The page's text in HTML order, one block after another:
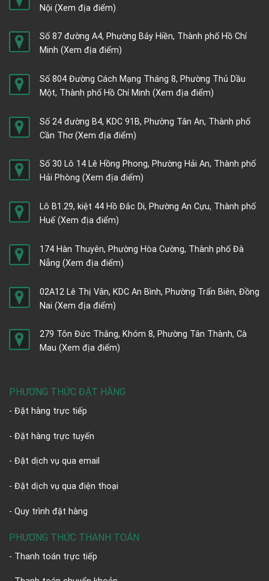
Nội (Xem địa điểm)
Số 87 đường A4, Phường Bảy Hiền, Thành phố Hồ Chí
Minh (Xem địa điểm)
Số 804 Đường Cách Mạng Tháng 8, Phường Thủ Dầu
Một, Thành phố Hồ Chí Minh (Xem địa điểm)
Số 24 đường B4, KDC 91B, Phường Tân An, Thành phố
Cần Thơ(Xem địa điểm)
Số 30 Lô 14 Lê Hồng Phong, Phường Hải An, Thành phố
Hải Phòng (Xem địa điểm)
Lô B1.29, kiệt 44 Hồ Đắc Di, Phường An Cựu, Thành phố
Huế (Xem địa điểm)
174 Hàn Thuyên, Phường Hòa Cường, Thành phố Đà
Nẵng (Xem địa điểm)
02A12 Lê Thị Vân, KDC An Bình, Phường Trấn Biên, Đồng
Nai (Xem địa điểm)
279 Tôn Đức Thắng, Khóm 8, Phường Tân Thành, Cà
Mau (Xem địa điểm)
PHƯƠNG THỨC ĐẶT HÀNG
- Đặt hàng trực tiếp
- Đặt hàng trực tuyến
- Đặt dịch vụ qua email
- Đặt dịch vụ qua điện thoại
- Quy trình đặt hàng
PHƯƠNG THỨC THANH TOÁN
- Thanh toán trực tiếp